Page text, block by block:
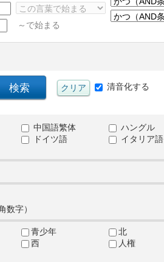
～で始まる
清音化する
中国語繁体 ハングル
ドイツ語 イタリア語
数字）
青少年 北
西 人権